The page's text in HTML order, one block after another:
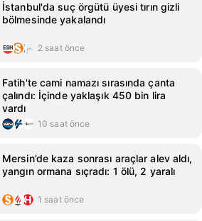
İstanbul'da suç örgütü üyesi tırın gizli
bölmesinde yakalandı
2 saat önce
Fatih'te cami namazı sırasında çanta
çalındı: İçinde yaklaşık 450 bin lira
vardı
10 saat önce
Mersin’de kaza sonrası araçlar alev aldı,
yangın ormana sıçradı: 1 ölü, 2 yaralı
1 saat önce